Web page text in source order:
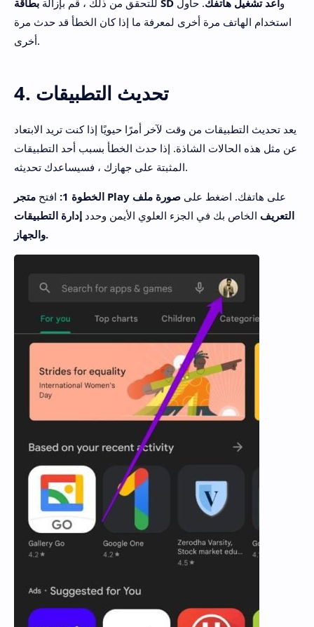
استخدام الهاتف مرة أخرى لمعرفة ما إذا كان الخطأ قد حدث مرة
أخرى.
4. تحديث التطبيقات
يعد تحديث التطبيقات من وقت لآخر أمرًا حيويًا إذا كنت تريد الابتعاد
عن مثل هذه الحالات الشاذة. إذا حدث الخطأ بسبب أحد التطبيقات
المثبتة على جهازك ، فسيساعدك تحديثه.
الخطوة 1: افتح متجر Play على هاتفك. اضغط على صورة ملف
التعريف الخاص بك في الجزء العلوي الأيمن وحدد إدارة التطبيقات
والجهاز.